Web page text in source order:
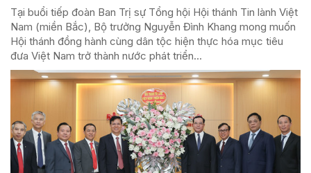
Tại buổi tiếp đoàn Ban Trị sự Tổng hội Hội thánh Tin lành Việt
Nam (miền Bắc), Bộ trưởng Nguyễn Đình Khang mong muốn
Hội thánh đồng hành cùng dân tộc hiện thực hóa mục tiêu
đưa Việt Nam trở thành nước phát triển...